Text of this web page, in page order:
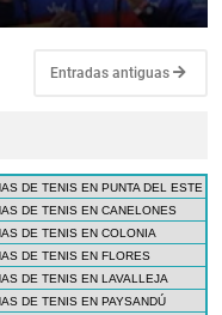
Entradas antiguas
DE TENIS EN PUNTA DEL ESTE
DE TENIS EN CANELONES
DE TENIS EN COLONIA
DE TENIS EN FLORES
DE TENIS EN LAVALLEJA
DE TENIS EN PAYSANDÚ